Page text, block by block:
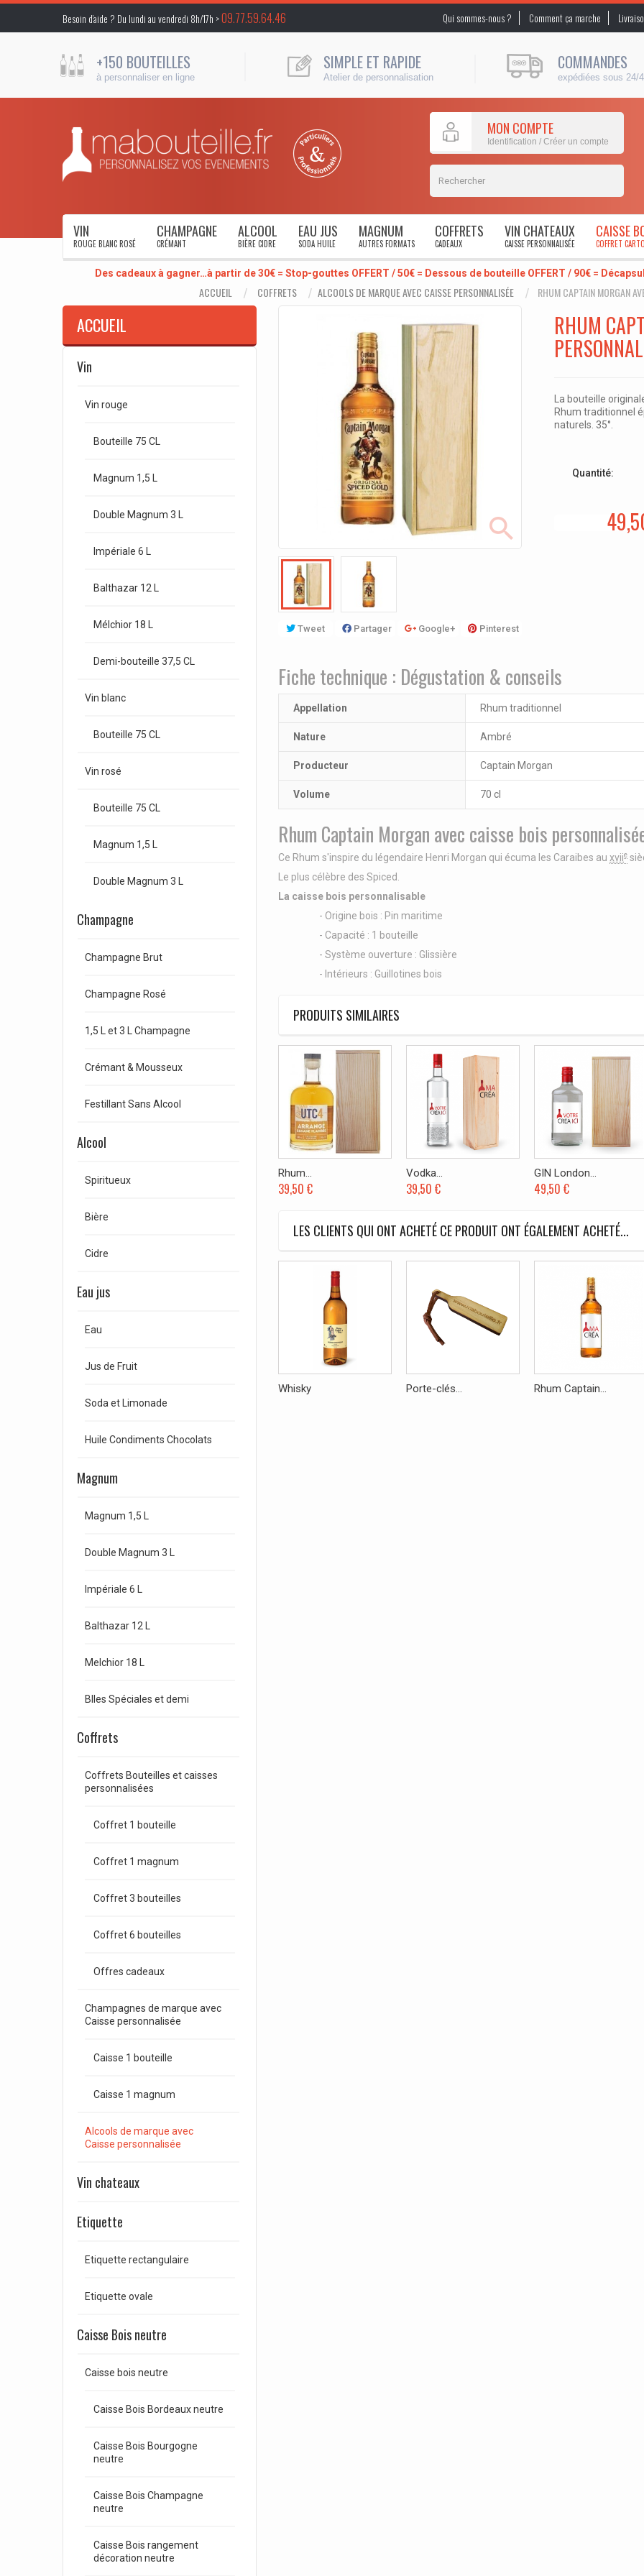
Besoin d’aide ? Du lundi au vendredi 8h/17h >09.77.59.64.46 Qui sommes-nous ? Comment ça marche
+150 BOUTEILLES
à personnaliser en ligne
SIMPLE ET RAPIDE
Atelier de personnalisation
COMMANDES
expédiées sous 24/
MON COMPTE
Identification / Créer un compte
VIN
ROUGE BLANC ROSÉ
CHAMPAGNE
CRÉMANT
ALCOOL
BIÈRE CIDRE
EAU JUS
SODA HUILE
MAGNUM
AUTRES FORMATS
COFFRETS
CADEAUX
VIN CHATEAUX
CAISSE PERSONNALISÉE
CAISSE
COFFRET
Des cadeaux à gagner…à partir de 30€ = Stop-gouttes OFFERT / 50€ = Dessous de bouteille OFFERT / 90€ =
ACCUEIL COFFRETS ALCOOLS DE MARQUE AVEC CAISSE PERSONNALISÉE RHUM CAPTAIN MORGAN
ACCUEIL
Vin
Vin rouge
Bouteille 75 CL
Magnum 1,5 L
Double Magnum 3 L
Impériale 6 L
Balthazar 12 L
Mélchior 18 L
Demi-bouteille 37,5 CL
Vin blanc
Bouteille 75 CL
Vin rosé
Bouteille 75 CL
Magnum 1,5 L
Double Magnum 3 L
Champagne
Champagne Brut
Champagne Rosé
1,5 L et 3 L Champagne
Crémant & Mousseux
Festillant Sans Alcool
Alcool
Spiritueux
Bière
Cidre
Eau jus
Eau
Jus de Fruit
Soda et Limonade
Huile Condiments Chocolats
Magnum
Magnum 1,5 L
Double Magnum 3 L
Impériale 6 L
Balthazar 12 L
Melchior 18 L
Blles Spéciales et demi
Coffrets
Coffrets Bouteilles et caisses
personnalisées
Coffret 1 bouteille
Coffret 1 magnum
Coffret 3 bouteilles
Coffret 6 bouteilles
Offres cadeaux
Champagnes de marque avec
Caisse personnalisée
Caisse 1 bouteille
Caisse 1 magnum
Alcools de marque avec
Caisse personnalisée
Vin chateaux
Etiquette
Etiquette rectangulaire
Etiquette ovale
Caisse Bois neutre
Caisse bois neutre
Caisse Bois Bordeaux neutre
Caisse Bois Bourgogne
neutre
Caisse Bois Champagne
neutre
Caisse Bois rangement
décoration neutre
Tweet Partager Google+ Pinterest
RHUM
La bouteille
Rhum traditionnel
naturels. 35°.
Quantité:
Fiche technique : Dégustation & conseils
Appellation Rhum traditionnel
Nature Ambré
Producteur Captain Morgan
Volume 70 cl
Rhum Captain Morgan avec caisse bois
Ce Rhum s'inspire du légendaire Henri Morgan qui écuma les Caraibes au xviie
Le plus célèbre des Spiced.
La caisse bois personnalisable
- Origine bois : Pin maritime
- Capacité : 1 bouteille
- Système ouverture : Glissière
- Intérieurs : Guillotines bois
PRODUITS SIMILAIRES
Rhum...
39,50 €
Vodka...
39,50 €
GIN London...
49,50 €
LES CLIENTS QUI ONT ACHETÉ CE PRODUIT ONT ÉGALEMENT ACHETÉ...
Whisky Porte-clés... Rhum Captain...